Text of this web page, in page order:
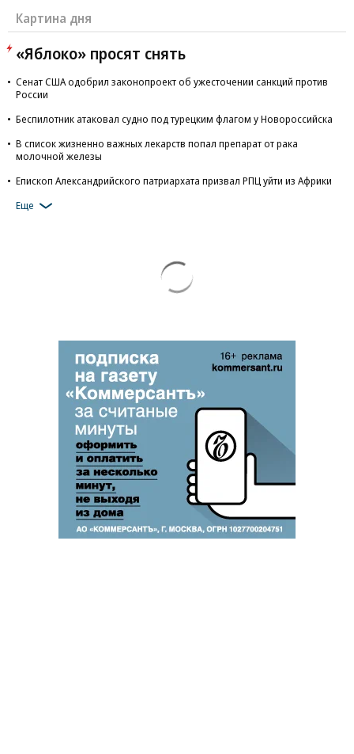
Картина дня
«Яблоко» просят снять
Сенат США одобрил законопроект об ужесточении санкций против
России
Беспилотник атаковал судно под турецким флагом у Новороссийска
В список жизненно важных лекарств попал препарат от рака
молочной железы
Епископ Александрийского патриархата призвал РПЦ уйти из Африки
Еще